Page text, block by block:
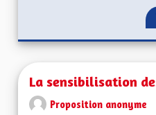
La sensibilisation
Proposition anonyme